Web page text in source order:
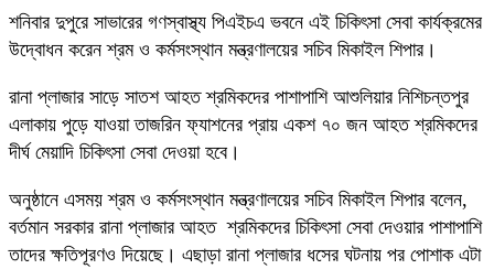
শনিবার দুপুরে সাভারের গণস্বাস্থ্য পিএইচএ ভবনে এই চিকিৎসা সেবা কার্যক্রমের
উদ্বোধন করেন শ্রম ও কর্মসংস্থান মন্ত্রণালয়ের সচিব মিকাইল শিপার।
রানা প্লাজার সাড়ে সাতশ আহত শ্রমিকদের পাশাপাশি আশুলিয়ার নিশিচন্তপুর
এলাকায় পুড়ে যাওয়া তাজরিন ফ্যাশনের প্রায় একশ ৭০ জন আহত শ্রমিকদের
দীর্ঘ মেয়াদি চিকিৎসা সেবা দেওয়া হবে।
অনুষ্ঠানে এসময় শ্রম ও কর্মসংস্থান মন্ত্রণালয়ের সচিব মিকাইল শিপার বলেন,
বর্তমান সরকার রানা প্লাজার আহত শ্রমিকদের চিকিৎসা সেবা দেওয়ার পাশাপাশি
তাদের ক্ষতিপূরণও দিয়েছে। এছাড়া রানা প্লাজার ধসের ঘটনায় পর পোশাক এটা